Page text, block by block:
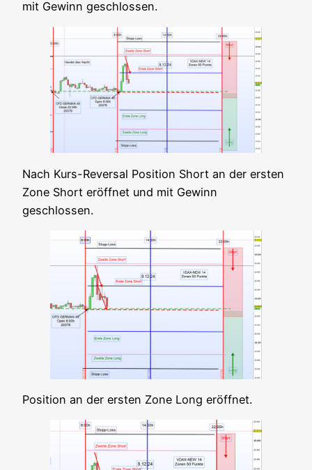
mit Gewinn geschlossen.
Nach Kurs-Rever­sal Posi­ti­on Short an der ers­ten
Zone Short eröff­net und mit Gewinn
geschlossen.
Posi­ti­on an der ers­ten Zone Long eröffnet.